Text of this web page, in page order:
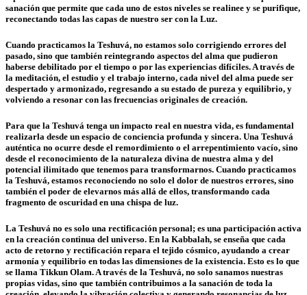
sanación que permite que cada uno de estos niveles se realinee y se purifique,
reconectando todas las capas de nuestro ser con la Luz.
Cuando practicamos la Teshuvá, no estamos solo corrigiendo errores del
pasado, sino que también reintegrando aspectos del alma que pudieron
haberse debilitado por el tiempo o por las experiencias difíciles. A través de
la meditación, el estudio y el trabajo interno, cada nivel del alma puede ser
despertado y armonizado, regresando a su estado de pureza y equilibrio, y
volviendo a resonar con las frecuencias originales de creación.
Para que la Teshuvá tenga un impacto real en nuestra vida, es fundamental
realizarla desde un espacio de conciencia profunda y sincera. Una Teshuvá
auténtica no ocurre desde el remordimiento o el arrepentimiento vacío, sino
desde el reconocimiento de la naturaleza divina de nuestra alma y del
potencial ilimitado que tenemos para transformarnos. Cuando practicamos
la Teshuvá, estamos reconociendo no solo el dolor de nuestros errores, sino
también el poder de elevarnos más allá de ellos, transformando cada
fragmento de oscuridad en una chispa de luz.
La Teshuvá no es solo una rectificación personal; es una participación activa
en la creación continua del universo. En la Kabbalah, se enseña que cada
acto de retorno y rectificación repara el tejido cósmico, ayudando a crear
armonía y equilibrio en todas las dimensiones de la existencia. Esto es lo que
se llama Tikkun Olam. A través de la Teshuvá, no solo sanamos nuestras
propias vidas, sino que también contribuimos a la sanación de toda la